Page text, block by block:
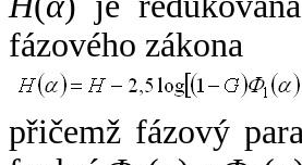
fázového zákona
přičemž fázový